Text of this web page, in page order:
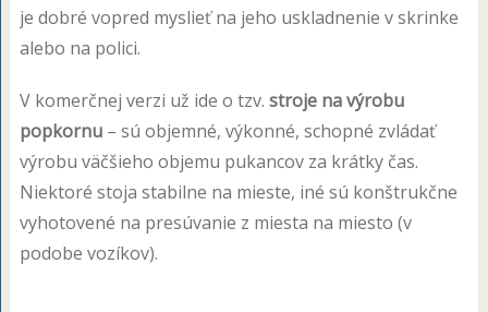
je dobré vopred myslieť na jeho uskladnenie v skrinke
alebo na polici.
V komerčnej verzi už ide o tzv. stroje na výrobu
popkornu– sú objemné, výkonné, schopné zvládať
výrobu väčšieho objemu pukancov za krátky čas.
Niektoré stoja stabilne na mieste, iné sú konštrukčne
vyhotovené na presúvanie z miesta na miesto (v
podobe vozíkov).